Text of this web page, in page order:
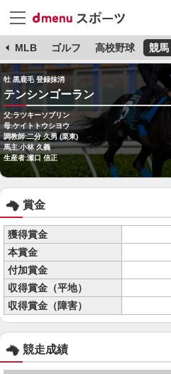
MLB ゴルフ 高校野球 競馬
牡 黒鹿毛 登録抹消
テンシンゴーラン
父:ラツキーソブリン
母:ケイトトウシヨウ
調教師:二分 久男 (栗東)
馬主:小林 久義
生産者:瀬口 信正
賞金
獲得賞金
本賞金
付加賞金
収得賞金（平地）
収得賞金（障害）
競走成績